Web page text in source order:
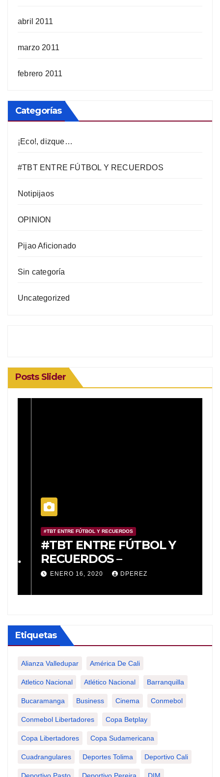
abril 2011
marzo 2011
febrero 2011
Categorías
¡Eco!, dizque…
#TBT ENTRE FÚTBOL Y RECUERDOS
Notipijaos
OPINION
Pijao Aficionado
Sin categoría
Uncategorized
Posts Slider
#TBT ENTRE FÚTBOL Y RECUERDOS
#TBT ENTRE FÚTBOL Y
RECUERDOS –
ENERO 16, 2020 DPEREZ
Etiquetas
Alianza Valledupar América De Cali
Atletico Nacional Atlético Nacional Barranquilla
Bucaramanga Business Cinema Conmebol
Conmebol Libertadores Copa Betplay
Copa Libertadores Copa Sudamericana
Cuadrangulares Deportes Tolima Deportivo Cali